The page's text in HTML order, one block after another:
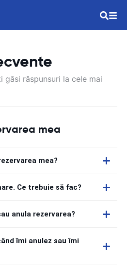
găsi răspunsuri la cele mai
mea
mea?
Ce trebuie să fac?
anula rezervarea?
îmi anulez sau îmi